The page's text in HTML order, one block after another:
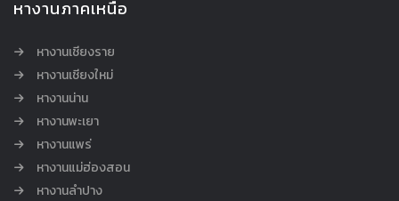
หางานภาคเหนือ
หางานเชียงราย
หางานเชียงใหม่
หางานน่าน
หางานพะเยา
หางานแพร่
หางานแม่ฮ่องสอน
หางานลำปาง